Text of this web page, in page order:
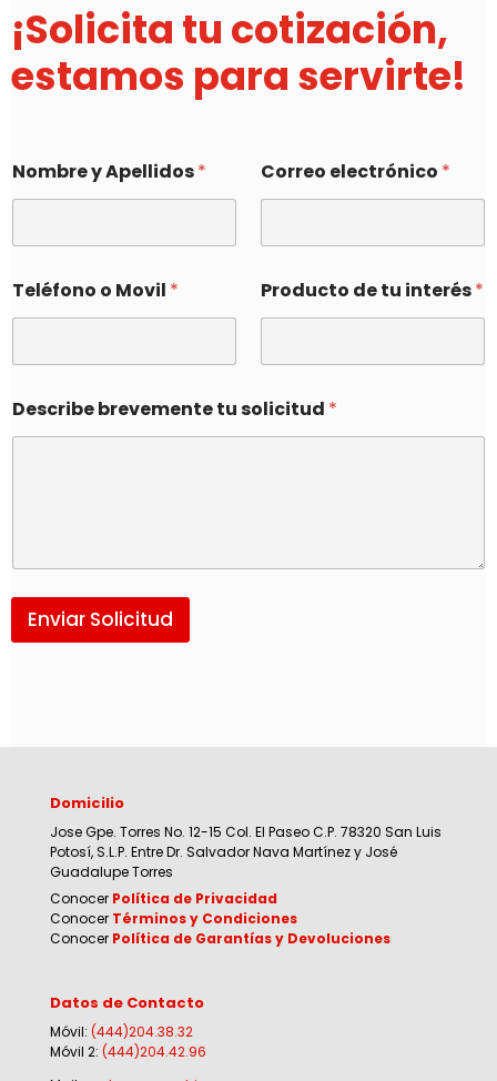
¡Solicita tu cotización,
estamos para servirte!
Nombre y Apellidos* Correo electrónico *
Teléfono o Movil * Producto de tu interés*
Describe brevemente tu solicitud *
Enviar Solicitud
Domicilio
Jose Gpe. Torres No. 12-15 Col. El Paseo C.P. 78320 San Luis
Potosí, S.L.P. Entre Dr. Salvador Nava Martínez y José
Guadalupe Torres
Conocer Política de Privacidad
Conocer Términos y Condiciones
Conocer Política de Garantías y Devoluciones
Datos de Contacto
Móvil: (444)204.38.32
Móvil 2: (444)204.42.96